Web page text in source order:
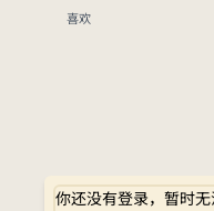
喜欢
你还没有登录，暂时